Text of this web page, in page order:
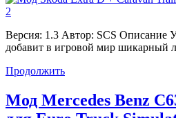
Версия: 1.3 Автор: SCS Описание
добавит в игровой мир шикарный
Продолжить
Мод Mercedes Benz